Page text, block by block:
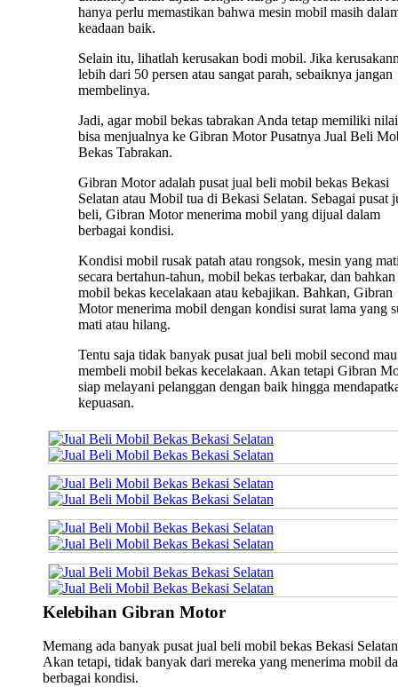
hanya perlu memastikan bahwa mesin mobil masih
keadaan baik.
Selain itu, lihatlah kerusakan bodi mobil. Jika
lebih dari 50 persen atau sangat parah, sebaiknya jangan
membelinya.
Jadi, agar mobil bekas tabrakan Anda tetap memiliki
bisa menjualnya ke Gibran Motor Pusatnya Jual Beli
Bekas Tabrakan.
Gibran Motor adalah pusat jual beli mobil bekas Bekasi
Selatan atau Mobil tua di Bekasi Selatan. Sebagai pusat
beli, Gibran Motor menerima mobil yang dijual dalam
berbagai kondisi.
Kondisi mobil rusak patah atau rongsok, mesin yang
secara bertahun-tahun, mobil bekas terbakar, dan bahkan
mobil bekas kecelakaan atau kebajikan. Bahkan, Gibran
Motor menerima mobil dengan kondisi surat lama yang
mati atau hilang.
Tentu saja tidak banyak pusat jual beli mobil second mau
membeli mobil bekas kecelakaan. Akan tetapi Gibran
siap melayani pelanggan dengan baik hingga
kepuasan.
Kelebihan Gibran Motor
Memang ada banyak pusat jual beli mobil bekas Bekasi
Akan tetapi, tidak banyak dari mereka yang menerima mobil
berbagai kondisi.